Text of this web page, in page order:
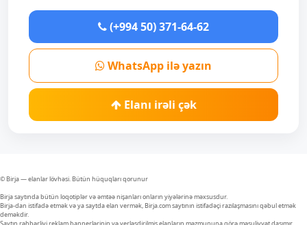
(+994 50) 371-64-62
WhatsApp ilə yazın
Elanı irəli çək
© Birja — elanlar lövhəsi. Bütün hüquqları qorunur
Birja saytında bütün loqotiplər və əmtəə nişanları onların yiyələrinə məxsusdur.
Birja-dan istifadə etmək və ya saytda elan vermək, Birja.com saytının istifadəçi razılaşmasını qəbul etmək
deməkdir.